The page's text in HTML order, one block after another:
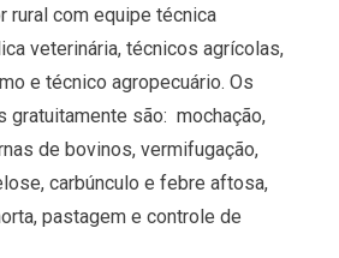
rural com equipe técnica
veterinária, técnicos agrícolas,
e técnico agropecuário. Os
gratuitamente são: mochação,
de bovinos, vermifugação,
carbúnculo e febre aftosa,
pastagem e controle de